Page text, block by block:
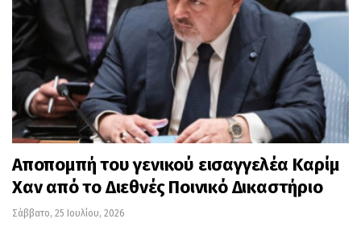
Αποπομπή του γενικού εισαγγελέα Καρίμ
Χαν από το Διεθνές Ποινικό Δικαστήριο
Σάββατο, 25 Ιουλίου, 2026